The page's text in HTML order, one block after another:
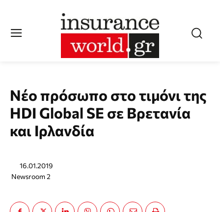
Νέο πρόσωπο στο τιμόνι της
HDI Global SE σε Βρετανία
και Ιρλανδία
16.01.2019
Newsroom 2